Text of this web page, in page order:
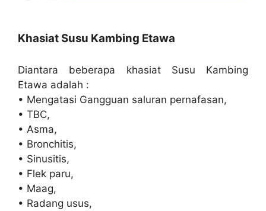
Khasiat Susu Kambing Etawa
Diantara beberapa khasiat Susu Kambing
Etawa adalah :
• Mengatasi Gangguan saluran pernafasan,
• TBC,
• Asma,
• Bronchitis,
• Sinusitis,
• Flek paru,
• Maag,
• Radang usus,